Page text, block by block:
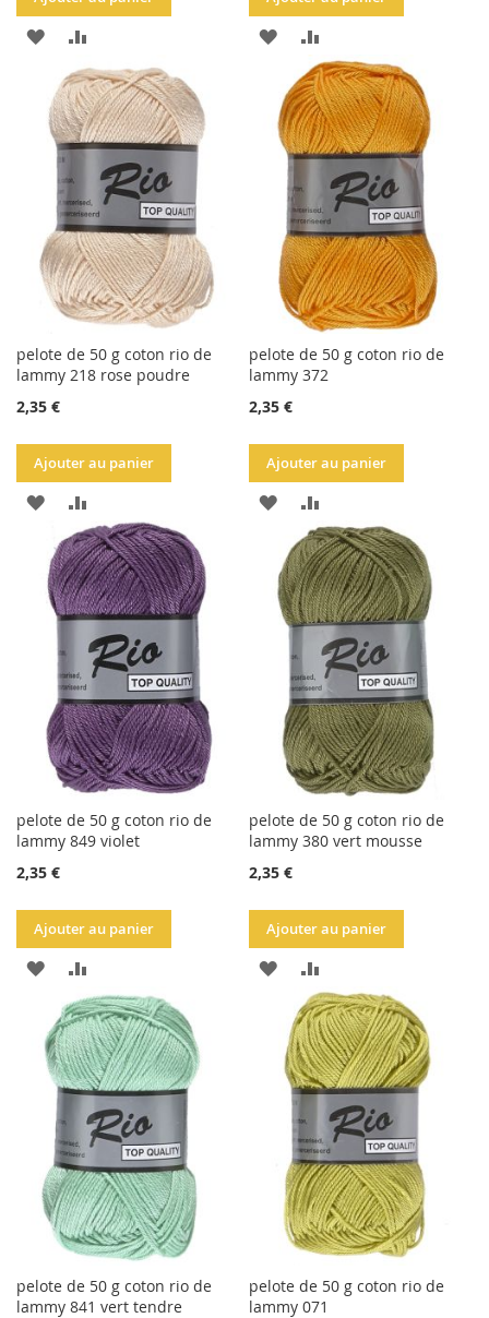
AJOUTER
LA
LISTE
D'ACHATS
AU
COMPARATEUR
AJOUTER
LA
LISTE
D'ACHATS
AU
COMPARATEUR
pelote de 50 g coton rio de
lammy 218 rose poudre
2,35 €
Ajouter au panier
AJOUTER
LA
LISTE
D'ACHATS
AU
COMPARATEUR
pelote de 50 g coton rio de
lammy 372
2,35 €
Ajouter au panier
AJOUTER
LA
LISTE
D'ACHATS
AU
COMPARATEUR
pelote de 50 g coton rio de
lammy 849 violet
2,35 €
Ajouter au panier
AJOUTER
LA
LISTE
D'ACHATS
AU
COMPARATEUR
pelote de 50 g coton rio de
lammy 380 vert mousse
2,35 €
Ajouter au panier
AJOUTER
LA
LISTE
D'ACHATS
AU
COMPARATEUR
pelote de 50 g coton rio de
lammy 841 vert tendre
pelote de 50 g coton rio de
lammy 071